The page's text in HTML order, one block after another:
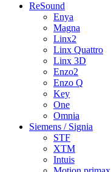
ReSound
Enya
Magna
Linx2
Linx Quattro
Linx 3D
Enzo2
Enzo Q
Key
One
Omnia
Siemens / Signia
STF
XTM
Intuis